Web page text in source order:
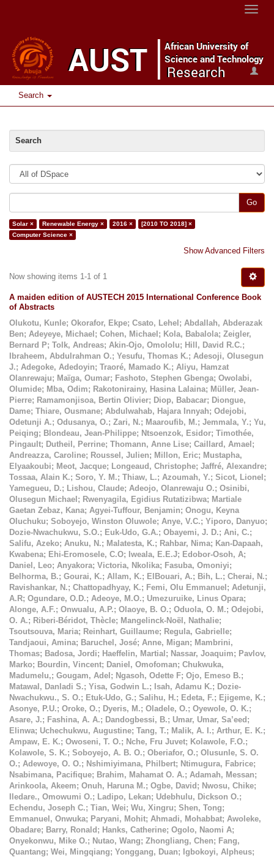
Toggle
Search
Search
Go
Solar × Renewable Energy × 2016 ×
[2010 TO 2018] ×
Computer Science ×
Show Advanced Filters
Now showing items 1-1 of 1
A maiden edition of AUSTECH 2015 International Conference Book
of Abstracts
Olukotu, Kunle; Okorafor, Ekpe; Csato, Lehel ; Abdallah, Abderazak
Ben; Adeyeye, Michael ; Cohen, Michael ; Kola, Babalola; Zeigler,
Bernard P; Tolk, Andreas; Akin-Ojo, Omololu; Hill, David R.C.;
Ibraheem, Abdulrahman O.; Yesufu, Thomas K.; Adesoji, Olusegun
J.; Adegoke, Adedoyin; Traoré, Mamado K.; Aliyu, Hamzat
Olanrewaju; Maïga, Oumar; Fashoto, Stephen Gbenga; Owolabi,
Olumide; Mba, Odim; Rakotonirainy, Hasina Lalaina; Müller, Jean-
Pierre; Ramamonjisoa, Bertin Olivier; Diop, Babacar; Diongue,
Dame; Thiare, Ousmane; Abdulwahab, Hajara Innyah; Odejobi,
Odetunji A.; Odusanya, O.; Zari, N.; Maaroufib, M.; Jemmala, Y.; Yu,
Peiqing; Blondeau, Jean-Philippe; Ntsoenzok, Esidor; Timothée,
Pingault; Dutheil, Perrine; Thomann, Anne Lise; Caillard, Amael ;
Andreazza, Caroline; Roussel, Julien; Millon, Eric; Mustapha,
Elyaakoubi; Meot, Jacque; Longeaud, Christophe; Jaffré, Alexandre;
Tossaa, Alain K.; Soro, Y. M.; Thiaw, L.; Azoumah, Y.; Sicot, Lionel ;
Yamegueu, D.; Lishou, Claude; Adeojo, Olanrewaju O.; Osinibi,
Olusegun Michael ; Rwenyagila, Egidius Rutatizibwa; Martiale
Gaetan Zebaz, Kana; Agyei-Tuffour, Benjamin; Onogu, Keyna
Oluchuku; Soboyejo, Winston Oluwole; Anye, V.C.; Yiporo, Danyuo;
Dozie-Nwachukwu, S.O.; Euk-Udo, G.A.; Obayemi, J. D.; Ani, C.;
Salifu, Azeko; Anuku, N.; Malatesta, K.; Rahbar, Nima; Kan-Dapaah,
Kwabena; Ehi-Eromosele, C.O; Iweala, E.E.J; Edobor-Osoh, A;
Daniel, Leo; Anyakora; Victoria, Nkolika; Fasuba, Omoniyi;
Belhorma, B.; Gourai, K.; Allam, K.; ElBouari, A.; Bih, L.; Cherai, N.;
Ravishankar, N.; Chattopadhyay, K.; Femi, Olu Emmanuel ; Adetunji,
A.R; Ogundare, O.D.; Adeoye, M.O.; Umezuruike, Linus Opara;
Alonge, A.F.; Onwualu, A.P.; Olaoye, B. O.; Oduola, O. M.; Odejobi,
O. A.; Riberi-Béridot, Thècle; Mangelinck-Noël, Nathalie;
Tsoutsouva, Maria; Reinhart, Guillaume; Regula, Gabrielle;
Tandjaoui, Amina; Baruchel, José; Anne, Migan; Mambrini,
Thomas; Badosa, Jordi; Haeffelin, Martial ; Nassar, Joaquim; Pavlov,
Marko; Bourdin, Vincent; Daniel, Omofoman; Chukwuka,
Madumelu,; Gougam, Adel ; Ngasoh, Odette F; Ojo, Emeso B.;
Matawal, Danladi S.; Yisa, Godwin L.; Isah, Adamu K.; Dozie-
Nwachukwu., S. O.; Etuk-Udo, G.; Salihu, H.; Edeta, F.; Ejigeme, K.;
Asonye, P.U.; Oroke, O.; Dyeris, M.; Oladele, O.; Oyewole, O. K.;
Asare, J.; Fashina, A. A.; Dandogbessi, B.; Umar, Umar, Sa’eed ;
Elinwa; Uchechukwu, Augustine; Tang, T.; Malik, A. I.; Arthur, E. K.;
Ampaw, E. K.; Owoseni, T. O.; Nche, Fru Juvet; Kolawole, F.O.;
Kolawole, S. K.; Soboyejo, A. B. O.; Oberiafor, O.; Olusunle, S. O.
O.; Adewoye, O. O.; Nshimiyimana, Philbert; Ntimugura, Fabrice;
Nsabimana, Pacifique; Brahim, Mahamat O. A.; Adamah, Messan;
Arinkoola, Akeem; Onuh, Haruna M.; Ogbe, David ; Nwosu, Chike;
Iledare., Omowumi O.; Ladipo, Lekan; Udebhulu, Dickson O.;
Echendu, Joseph C.; Tian, Wei; Wu, Xingru; Shen, Tong;
Emmanuel, Onwuka; Paryani, Mohit; Ahmadi, Mohabbat; Awoleke,
Obadare; Barry, Ronald ; Hanks, Catherine; Ogolo, Naomi A;
Onyekonwu, Mike O.; Nutao, Wang; Zhongliang, Chen; Fang,
Quantang; Wei, Mingqiang; Yonggang, Duan; Igbokoyi, Alpheus;